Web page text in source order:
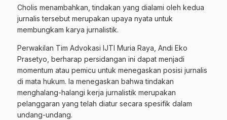
Cholis menambahkan, tindakan yang dialami oleh kedua
jurnalis tersebut merupakan upaya nyata untuk
membungkam karya jurnalistik.
​Perwakilan Tim Advokasi IJTI Muria Raya, Andi Eko
Prasetyo, berharap persidangan ini dapat menjadi
momentum atau pemicu untuk menegaskan posisi jurnalis
di mata hukum. Ia menegaskan bahwa tindakan
menghalang-halangi kerja jurnalistik merupakan
pelanggaran yang telah diatur secara spesifik dalam
undang-undang.